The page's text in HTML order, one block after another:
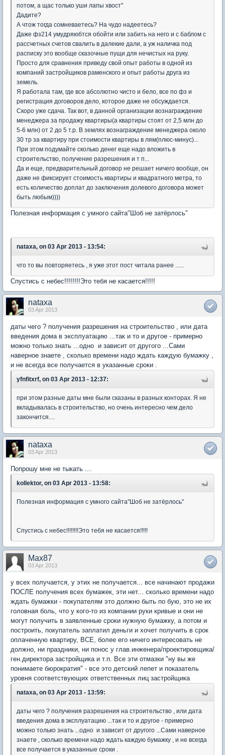
потом, а щас только уши лапы хвост"
Дадите?
А чтож тогда сомневаетесь? На чудо надеетесь?
Даже фз214 умудряюбтся обойти или забить на него и с баблом с
рассчетных счетов свалить в далекие дали, а уж наличка под
расписку это вообще сказочные пущи для нечистых на руку.
Просто для сравнения приведу свой опыт работы в одной из
компаний застройщиков раменского и опыт работы друга из
земель.
Я работала там, где все абсолютно чисто и бело, все по фз и
регистрация договоров дело, которое даже не обсуждается.
Скоро уже сдача. Так вот, в данной организации вознаграждение
менеджера за продажу квартиры(а квартиры стоят от 2,5 млн до
5-6 млн) от 2 до 5 т.р. В землях вознаграждение менеджера около
30 тр за квартиру при стоимости квартиры в лям(плюс-минус)...
При этом подумайте сколько денег еще надо вложить в
строительство, получение разрешения и т п...
Да и еще, предварительный договор не решает ничего вообще, он
даже не фиксирует стоимость квартиры и квадратного метра, то
есть количество доплат до заключения долевого договора может
быть любым))))
Полезная информация с умного сайта"Шоб не затёрлось"
nataxa, on 03 Apr 2013 - 13:54:
что то вы повторяетесь , я уже этот пост читала ранее ......
Спустись с небес!!!!!!!!Это тебя не касается!!!!!
nataxa
03 Apr 2013
даты чего ? получения разрешения на строительство , или дата
введения дома в эксплуатацию ...так и то и другое - примерно
можно только знать ...одно и зависит от другого ...Сами
наверное знаете , сколько времени надо ждать каждую бумажку ,
и не всегда все получается в указанные сроки .
yfnfitxrf, on 03 Apr 2013 - 12:37:
при этом разные даты мне были сказаны в разных конторах. Я не
вкладывалась в строительство, но очень интересно чем дело
закончится....
nataxa
03 Apr 2013
Попрошу мне не тыкать ...
kollektor, on 03 Apr 2013 - 13:58:
Полезная информация с умного сайта"Шоб не затёрлось"
Спустись с небес!!!!!!!!Это тебя не касается!!!!!
Max87
03 Apr 2013
у всех получается, у этих не получается... все начинают продажи
ПОСЛЕ получения всех бумажек, эти нет... сколько времени надо
ждать бумажки - покупателям это должно быть по бую, это не их
головная боль, что у кого-то из компании руки кривые и они не
могут получить в заявленные сроки нужную бумажку, а потом и
построить, покупатель заплатил деньги и хочет получить в срок
оплаченную квартиру, ВСЕ, более его ничего интересовать не
должно, ни праздники, ни понос у глав.инженера/проектировщика/
ген.директора застройщика и т.п. Все эти отмазки "ну вы же
понимаете бюрократия" - все это детский лепет и показатель
уровня соответствующих ответственных лиц застройщика
nataxa, on 03 Apr 2013 - 13:59:
даты чего ? получения разрешения на строительство , или дата
введения дома в эксплуатацию ...так и то и другое - примерно
можно только знать ...одно и зависит от другого ...Сами наверное
знаете , сколько времени надо ждать каждую бумажку , и не всегда
все получается в указанные сроки .